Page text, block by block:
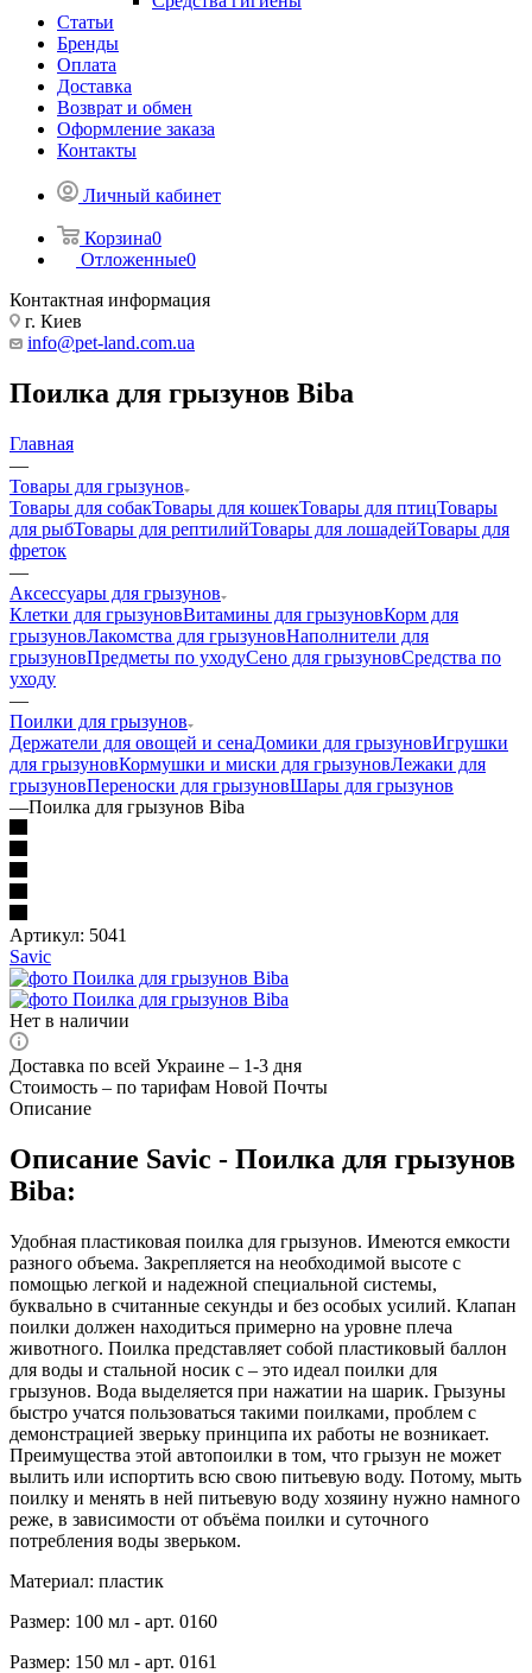
Статьи
Бренды
Оплата
Доставка
Возврат и обмен
Оформление заказа
Контакты
Личный кабинет
Корзина0
Отложенные0
Контактная информация
г. Киев
info@pet-land.com.ua
Поилка для грызунов Biba
Главная
—
Товары для грызунов
Товары для собакТовары для кошекТовары для птицТовары
для рыбТовары для рептилийТовары для лошадейТовары для
фреток
—
Аксессуары для грызунов
Клетки для грызуновВитамины для грызуновКорм для
грызуновЛакомства для грызуновНаполнители для
грызуновПредметы по уходуСено для грызуновСредства по
уходу
—
Поилки для грызунов
Держатели для овощей и сенаДомики для грызуновИгрушки
для грызуновКормушки и миски для грызуновЛежаки для
грызуновПереноски для грызуновШары для грызунов
—Поилка для грызунов Biba
Артикул: 5041
Savic
Нет в наличии
Доставка по всей Украине – 1-3 дня
Стоимость – по тарифам Новой Почты
Описание
Описание Savic - Поилка для грызунов
Biba:
Удобная пластиковая поилка для грызунов. Имеются емкости
разного объема. Закрепляется на необходимой высоте с
помощью легкой и надежной специальной системы,
буквально в считанные секунды и без особых усилий. Клапан
поилки должен находиться примерно на уровне плеча
животного. Поилка представляет собой пластиковый баллон
для воды и стальной носик с – это идеал поилки для
грызунов. Вода выделяется при нажатии на шарик. Грызуны
быстро учатся пользоваться такими поилками, проблем с
демонстрацией зверьку принципа их работы не возникает.
Преимущества этой автопоилки в том, что грызун не может
вылить или испортить всю свою питьевую воду. Потому, мыть
поилку и менять в ней питьевую воду хозяину нужно намного
реже, в зависимости от объёма поилки и суточного
потребления воды зверьком.
Материал: пластик
Размер: 100 мл - арт. 0160
Размер: 150 мл - арт. 0161